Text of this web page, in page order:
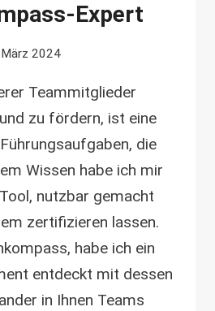
Expert
2024
Teammitglieder
zu fördern, ist eine
die
Wissen habe ich mir
nutzbar gemacht
zertifizieren lassen.
habe ich ein
entdeckt mit dessen
in Ihnen Teams